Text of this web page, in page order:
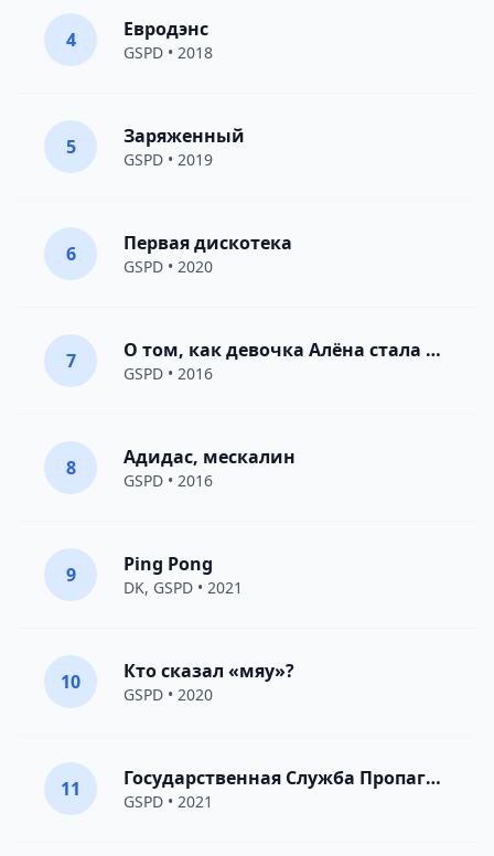
4 Евродэнс
GSPD • 2018
5 Заряженный
GSPD • 2019
6 Первая дискотека
GSPD • 2020
7 О том, как девочка Алёна стала женщиной
GSPD • 2016
8 Адидас, мескалин
GSPD • 2016
9 Ping Pong
DK, GSPD • 2021
10 Кто сказал «мяу»?
GSPD • 2020
11 Государственная Служба Пропаганды Дискотек
GSPD • 2021